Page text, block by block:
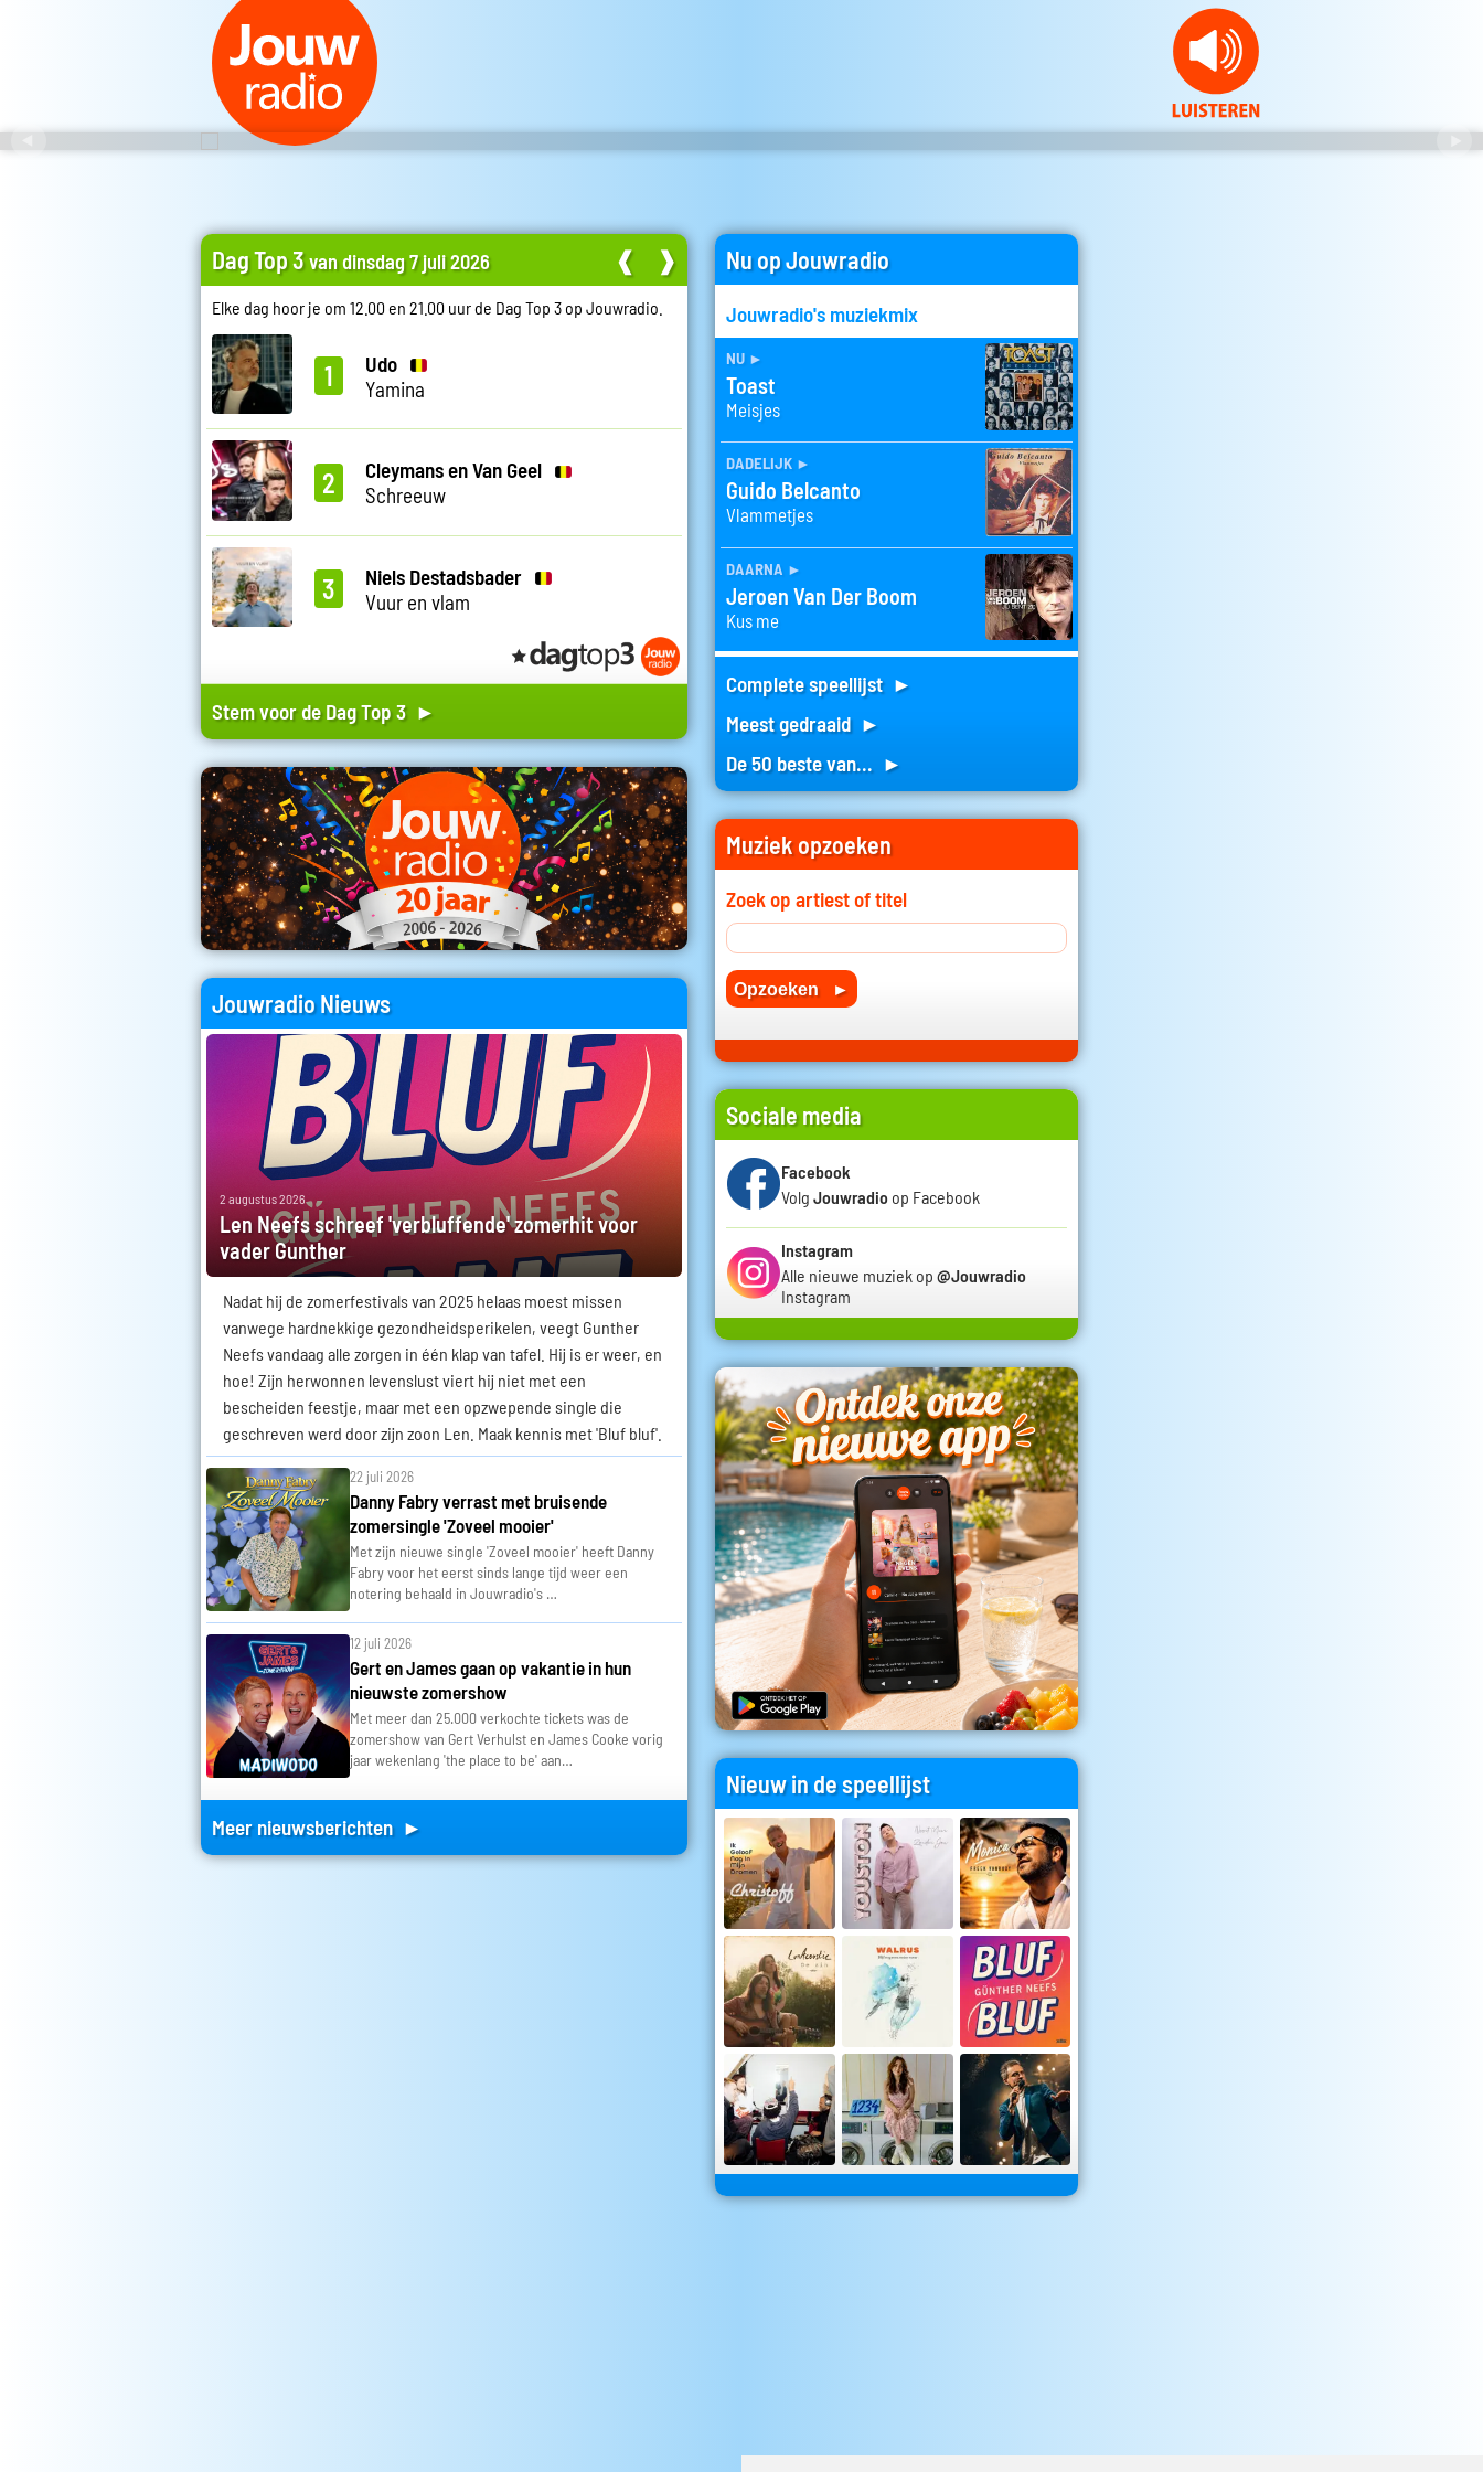
Dag Top 3van dinsdag 7 juli 2026 ❰ ❱
Elke dag hoor je om 12.00 en 21.00 uur de Dag Top 3 op Jouwradio.
1
Udo
Yamina
2
Cleymans en Van Geel
Schreeuw
3
Niels Destadsbader
Vuur en vlam
Stem voor de Dag Top 3 ►
Jouwradio Nieuws
2 augustus 2026
Len Neefs schreef 'verbluffende' zomerhit voor
vader Gunther
Nadat hij de zomerfestivals van 2025 helaas moest missen
vanwege hardnekkige gezondheidsperikelen, veegt Gunther
Neefs vandaag alle zorgen in één klap van tafel. Hij is er weer, en
hoe! Zijn herwonnen levenslust viert hij niet met een
bescheiden feestje, maar met een opzwepende single die
geschreven werd door zijn zoon Len. Maak kennis met 'Bluf bluf'.
22 juli 2026
Danny Fabry verrast met bruisende
zomersingle 'Zoveel mooier'
Met zijn nieuwe single 'Zoveel mooier' heeft Danny
Fabry voor het eerst sinds lange tijd weer een
notering behaald in Jouwradio's …
12 juli 2026
Gert en James gaan op vakantie in hun
nieuwste zomershow
Met meer dan 25.000 verkochte tickets was de
zomershow van Gert Verhulst en James Cooke vorig
jaar wekenlang 'the place to be' aan…
Meer nieuwsberichten ►
Nu op Jouwradio
Jouwradio's muziekmix
nu ►
Toast
Meisjes
dadelijk ►
Guido Belcanto
Vlammetjes
daarna ►
Jeroen Van Der Boom
Kus me
Complete speellijst ►
Meest gedraaid ►
De 50 beste van... ►
Muziek opzoeken
Zoek op artiest of titel
Sociale media
Facebook
Volg Jouwradio op Facebook
Instagram
Alle nieuwe muziek op @Jouwradio
Instagram
Nieuw in de speellijst